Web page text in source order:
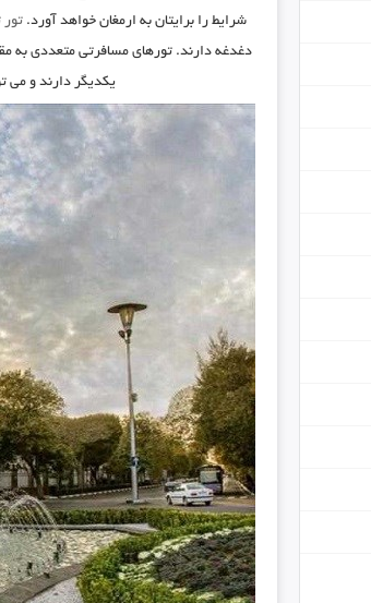
شرایط را برایتان به ارمغان خواهد آورد.تور
دغدغه دارند. تورهای مسافرتی متعددی به
یکدیگر دارند و می